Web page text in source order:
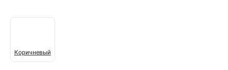
Коричневый